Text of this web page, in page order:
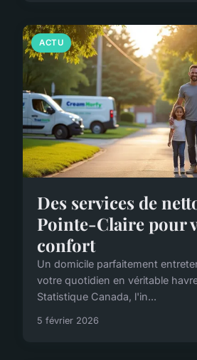
ACTU
Des services de
Pointe-Claire pour
confort
Un domicile parfaitement
votre quotidien en véritable
Statistique Canada, l'in...
5 février 2026